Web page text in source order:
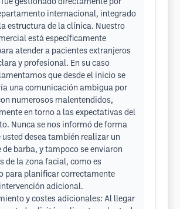
gestionado directamente por
internacional, integrado
estructura de la clínica. Nuestro
está específicamente
atender a pacientes extranjeros
y profesional. En su caso
que desde el inicio se
una comunicación ambigua por
numerosos malentendidos,
en torno a las expectativas del
Nunca se nos informó de forma
usted desea también realizar un
barba, y tampoco se enviaron
de la zona facial, como es
para planificar correctamente
adicional.
y costes adicionales: Al llegar